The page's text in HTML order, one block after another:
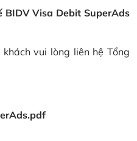
BIDV Visa Debit SuperAds
vui lòng liên hệ Tổng